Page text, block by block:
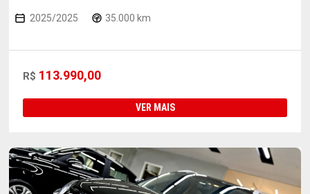
2025/2025 35.000 km
R$ 113.990,00
VER MAIS